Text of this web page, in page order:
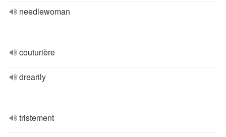
needlewoman
couturière
drearily
tristement